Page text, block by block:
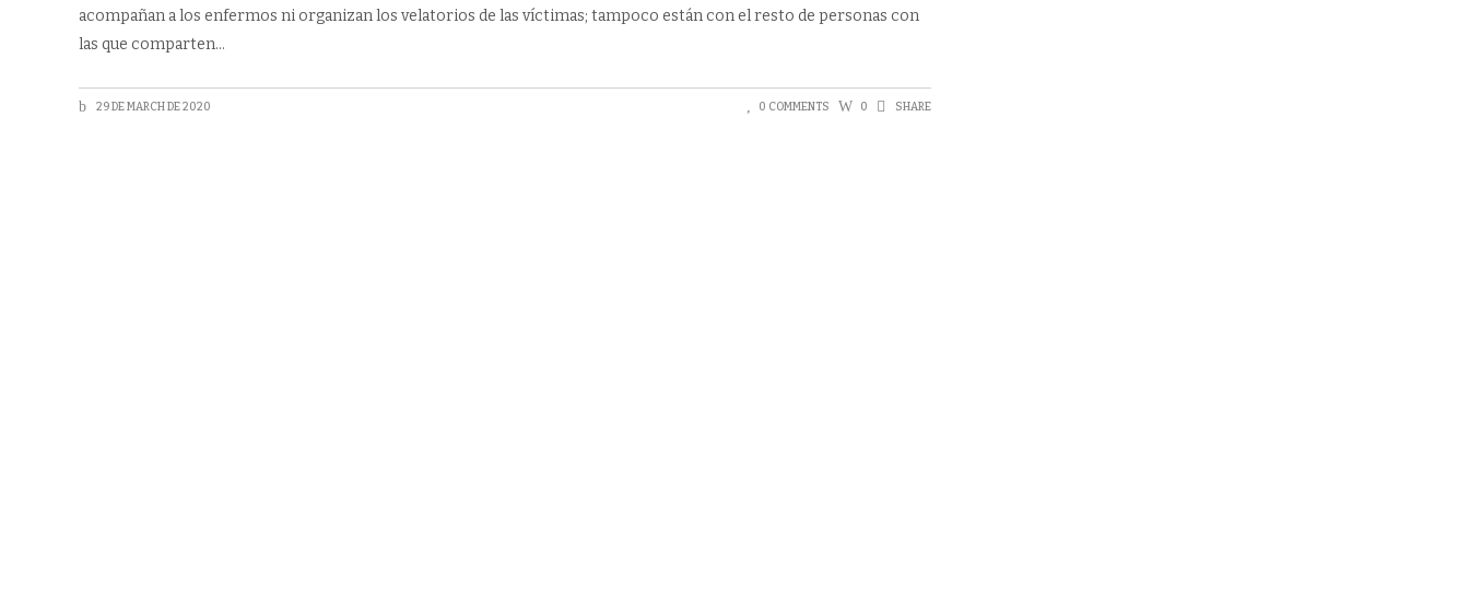
acompañan a los enfermos ni organizan los velatorios de las víctimas; tampoco están con el resto de personas con
las que comparten
29 DE MARCH DE 2020 0 COMMENTS 0 SHARE